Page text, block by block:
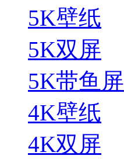
5K壁纸
5K双屏
5K带鱼屏
4K壁纸
4K双屏